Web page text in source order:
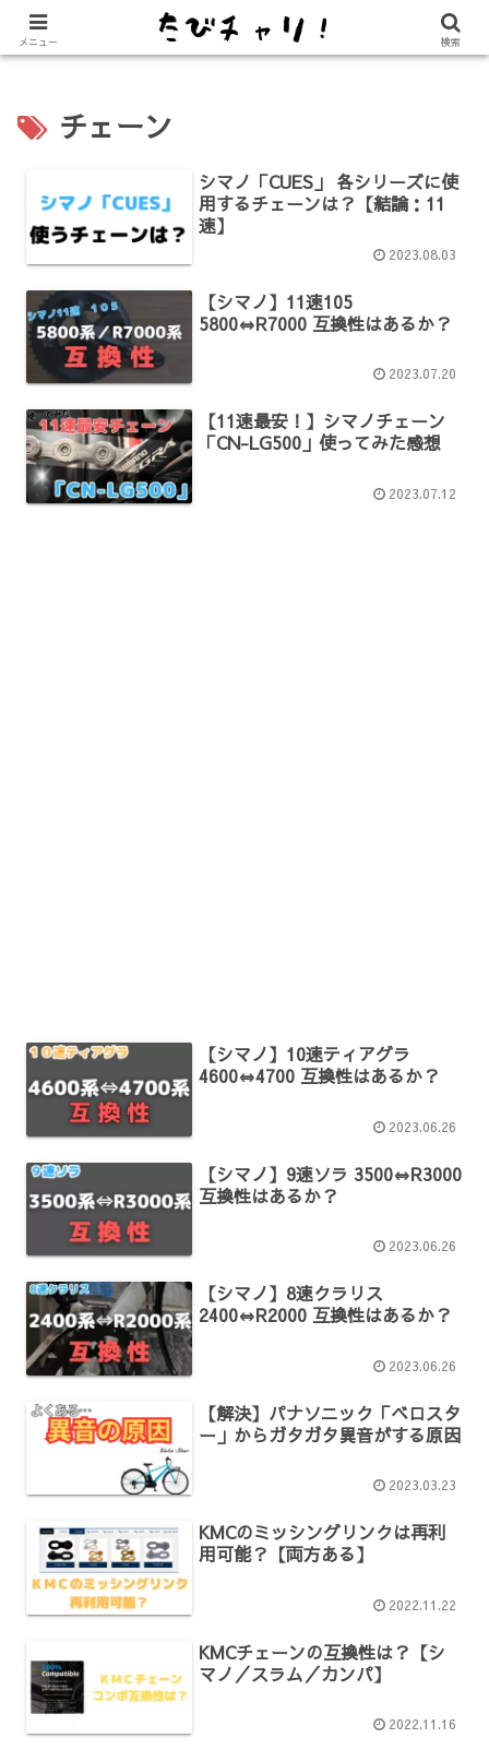
【免許不要に！】電動キックボード「LUUP（ループ）」の始め方
チェーン
シマノ「CUES」 各シリーズに使
用するチェーンは？【結論：11
速】
2023.08.03
【シマノ】11速105
5800⇔R7000 互換性はあるか？
2023.07.20
【11速最安！】シマノチェーン
「CN-LG500」使ってみた感想
2023.07.12
【シマノ】10速ティアグラ
4600⇔4700 互換性はあるか？
2023.06.26
【シマノ】9速ソラ 3500⇔R3000
互換性はあるか？
2023.06.26
【シマノ】8速クラリス
2400⇔R2000 互換性はあるか？
2023.06.26
【解決】パナソニック「ベロスタ
ー」からガタガタ異音がする原因
2023.03.23
KMCのミッシングリンクは再利
用可能？【両方ある】
2022.11.22
KMCチェーンの互換性は？【シ
マノ／スラム／カンパ】
2022.11.16
メニュー 検索